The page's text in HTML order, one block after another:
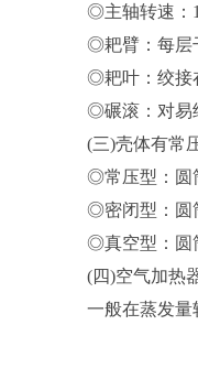
◎主轴转速：
◎耙臂：每层
◎耙叶：绞接
◎碾滚：对易
(三)壳体有常
◎常压型：圆
◎密闭型：圆
◎真空型：圆
(四)空气加热
一般在蒸发量